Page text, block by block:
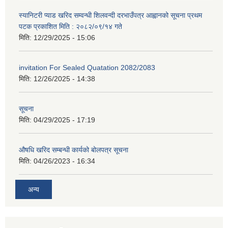
स्यानिटरी प्याड खरिद सम्वन्धी शिलवन्दी दरभाउँपत्र आह्वानको सूचना प्रथम
पटक प्रकाशित मिति : २०८२/०९/१४ गते
मिति: 12/29/2025 - 15:06
invitation For Sealed Quatation 2082/2083
मिति: 12/26/2025 - 14:38
सूचना
मिति: 04/29/2025 - 17:19
औषधि खरिद सम्बन्धी कार्यको बोलपत्र सूचना
मिति: 04/26/2023 - 16:34
अन्य